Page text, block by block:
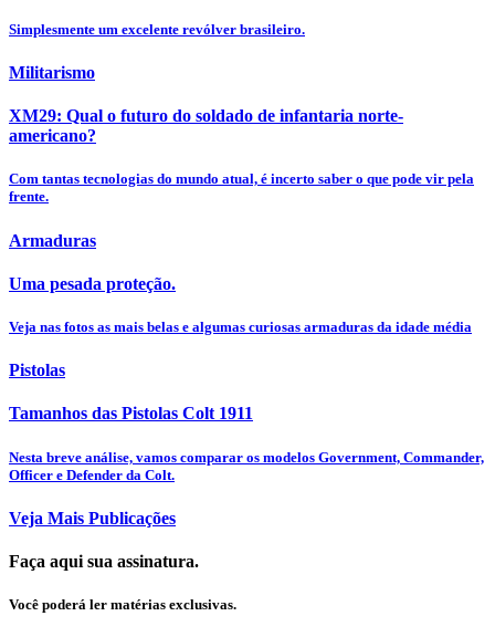
Simplesmente um excelente revólver brasileiro.
Militarismo
XM29: Qual o futuro do soldado de infantaria norte-
americano?
Com tantas tecnologias do mundo atual, é incerto saber o que pode vir pela
frente.
Armaduras
Uma pesada proteção.
Veja nas fotos as mais belas e algumas curiosas armaduras da idade média
Pistolas
Tamanhos das Pistolas Colt 1911
Nesta breve análise, vamos comparar os modelos Government, Commander,
Officer e Defender da Colt.
Veja Mais Publicações
Faça aqui sua assinatura.
Você poderá ler matérias exclusivas.